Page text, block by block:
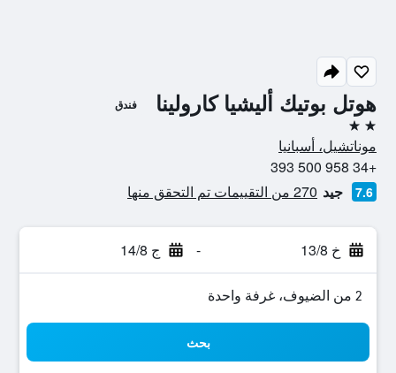
هوتل بوتيك أليشيا كارولينا فندق
2 نجمتين
موناتشيل، أسبانيا
+34 958 500 393
7.6 جيد 270 من التقييمات تم التحقق منها
خ 13/8 - ج 14/8
2 من الضيوف، غرفة واحدة
بحث